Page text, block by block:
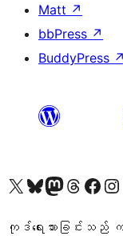
Matt ↗
bbPress ↗
BuddyPress ↗
ကျွန်ုပ်တို့၏ X (ယခင် Twitter) အကောင့်သို့ သွားရောက်ကြည့်ရှုပါကျွန်ုပ်တို့၏ Bluesky အကောင့်သို့ ဝင်ရောက်ကြည့်ရှုရန်
ကျွန်ုပ်တို့၏ Mastodon အကောင့်သို့ သွားရောက်ကြည့်ရှုပါကျွန်ုပ်တို့၏ Threads အကောင့်သို့ ဝင်ရောက်ကြည့်ရှုရန်
ကျွန်ုပ်တို့၏ Facebook စာမျက်နှာသို့ သွားရောက်ကြည့်ရှုပါကျွန်ုပ်တို့၏ Instagram အကောင့်သို့ သွားရောက်ကြည့်ရှုပါ
ကုဒ်ရေးသားခြင်းသည်